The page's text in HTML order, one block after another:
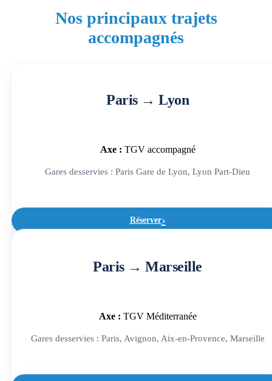
Sélectionnez votre trajet, votre gare de départ et
votre gare d’arrivée afin de réserver rapidement
Nos principaux trajets
accompagnés
Paris → Lyon
Axe : TGV accompagné
Gares desservies : Paris Gare de Lyon, Lyon Part-Dieu
Réserver
Paris → Marseille
Axe : TGV Méditerranée
Gares desservies : Paris, Avignon, Aix-en-Provence, Marseille